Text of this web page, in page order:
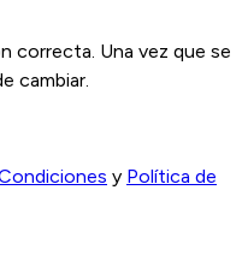
correcta. Una vez que se
cambiar.
y Política de